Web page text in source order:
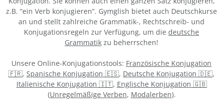
z.B. “ein Verb konjugieren”. Gymglish bietet auch Deutschkurse
an und stellt zahlreiche Grammatik-, Rechtschreib- und
Konjugationsregeln zur Verfügung, um die deutsche
Grammatik zu beherrschen!
Unsere Online-Konjugationstools: Französische Konjugation
🇫🇷, Spanische Konjugation 🇪🇸, Deutsche Konjugation 🇩🇪,
Italienische Konjugation 🇮🇹, Englische Konjugation 🇬🇧
(Unregelmäßige Verben, Modalerben).